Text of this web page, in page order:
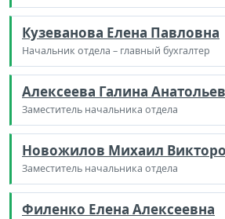
Кузеванова Елена Павловна
Начальник отдела – главный бухгалтер
Алексеева Галина
Заместитель начальника отдела
Новожилов Михаил
Заместитель начальника отдела
Филенко Елена Алексеевна